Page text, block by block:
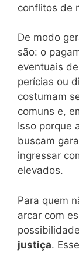
conflitos de
De modo
são: o
eventuais
perícias ou
costumam
comuns e,
Isso porque
buscam
ingressar
elevados.
Para quem
arcar com
justiça.